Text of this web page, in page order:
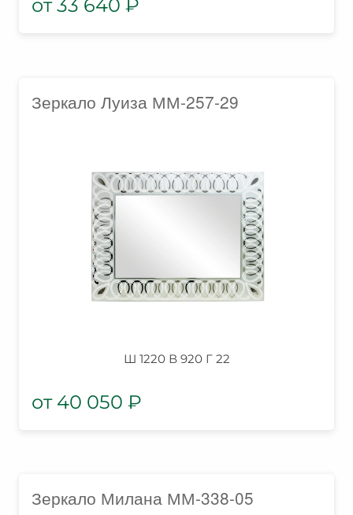
33 640 ₽
Зеркало Луиза ММ-257-29
Ш 1220 В 920 Г 22
40 050 ₽
Зеркало Милана ММ-338-05